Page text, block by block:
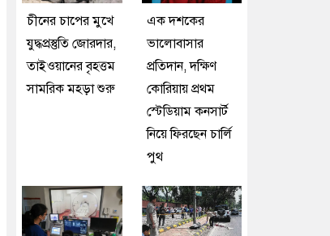
চীনের চাপের মুখে
যুদ্ধপ্রস্তুতি জোরদার,
তাইওয়ানের বৃহত্তম
সামরিক মহড়া শুরু
এক দশকের
ভালোবাসার
প্রতিদান, দক্ষিণ
কোরিয়ায় প্রথম
স্টেডিয়াম কনসার্ট
নিয়ে ফিরছেন চার্লি
পুথ